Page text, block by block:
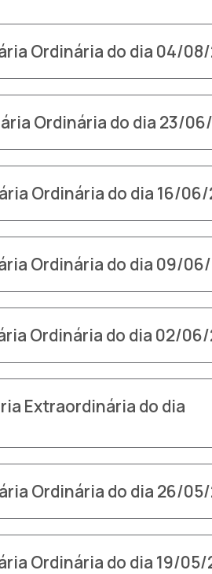
Ordinária do dia 04/
Ordinária do dia 23/
Ordinária do dia 16/
Ordinária do dia 09/
Ordinária do dia 02/
Extraordinária do dia
Ordinária do dia 26/
Ordinária do dia 19/